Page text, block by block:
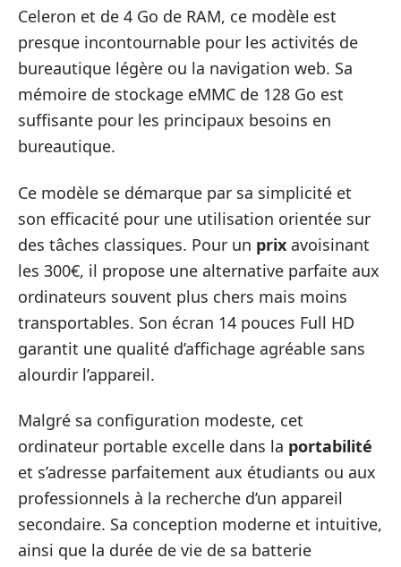
Celeron et de 4 Go de RAM, ce modèle est
presque incontournable pour les activités de
bureautique légère ou la navigation web. Sa
mémoire de stockage eMMC de 128 Go est
suffisante pour les principaux besoins en
bureautique.
Ce modèle se démarque par sa simplicité et
son efficacité pour une utilisation orientée sur
des tâches classiques. Pour un prix avoisinant
les 300€, il propose une alternative parfaite aux
ordinateurs souvent plus chers mais moins
transportables. Son écran 14 pouces Full HD
garantit une qualité d’affichage agréable sans
alourdir l’appareil.
Malgré sa configuration modeste, cet
ordinateur portable excelle dans la portabilité
et s’adresse parfaitement aux étudiants ou aux
professionnels à la recherche d’un appareil
secondaire. Sa conception moderne et intuitive,
ainsi que la durée de vie de sa batterie